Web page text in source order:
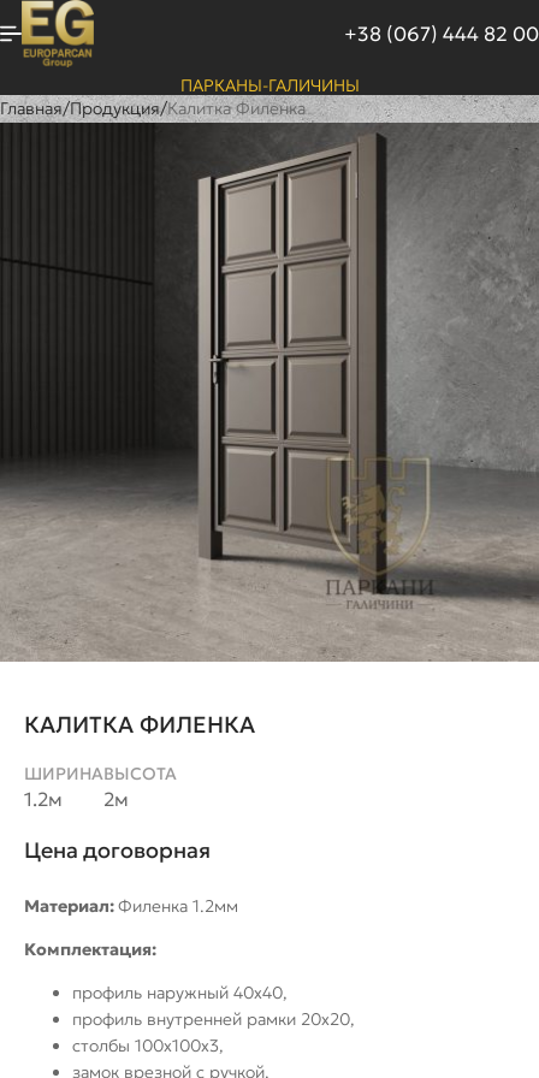
+38 (067) 444 82 00
ПАРКАНЫ-ГАЛИЧИНЫ
Главная/Продукция/Калитка Филенка
КАЛИТКА ФИЛЕНКА
ШИРИНА
1.2м
ВЫСОТА
2м
Цена договорная
Материал:Филенка 1.2мм
Комплектация:
профиль наружный 40х40,
профиль внутренней рамки 20х20,
столбы 100х100х3,
замок врезной с ручкой,